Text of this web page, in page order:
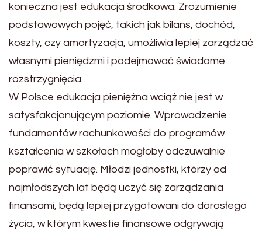
konieczna jest edukacja środkowa. Zrozumienie
podstawowych pojęć, takich jak bilans, dochód,
koszty, czy amortyzacja, umożliwia lepiej zarządzać
własnymi pieniędzmi i podejmować świadome
rozstrzygnięcia.
W Polsce edukacja pieniężna wciąż nie jest w
satysfakcjonującym poziomie. Wprowadzenie
fundamentów rachunkowości do programów
kształcenia w szkołach mogłoby odczuwalnie
poprawić sytuację. Młodzi jednostki, którzy od
najmłodszych lat będą uczyć się zarządzania
finansami, będą lepiej przygotowani do dorosłego
życia, w którym kwestie finansowe odgrywają